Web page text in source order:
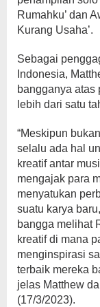
Rumahku’ dan
Kurang Usaha’.
Sebagai
Indonesia,
bangganya atas
lebih dari satu
“Meskipun
selalu ada hal
kreatif antar
mengajak para
menyatukan
suatu karya
bangga melihat
kreatif di mana
menginspirasi
terbaik mereka
jelas Matthew
(17/3/2023).